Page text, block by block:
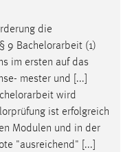
die
9 Bachelorarbeit (1)
im ersten auf das
mester und [...]
wird
ist erfolgreich
Modulen und in der
"ausreichend" [...]